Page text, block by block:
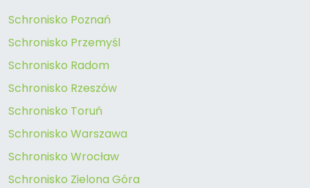
Schronisko Poznań
Schronisko Przemyśl
Schronisko Radom
Schronisko Rzeszów
Schronisko Toruń
Schronisko Warszawa
Schronisko Wrocław
Schronisko Zielona Góra